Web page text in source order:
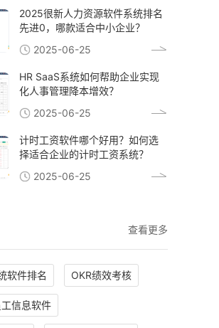
2025很新人力资源软件系统排名
先进0，哪款适合中小企业？
2025-06-25
HR SaaS系统如何帮助企业实现
化人事管理降本增效？
2025-06-25
计时工资软件哪个好用？如何选
择适合企业的计时工资系统？
2025-06-25
查看更多
软件排名 OKR绩效考核
工信息软件